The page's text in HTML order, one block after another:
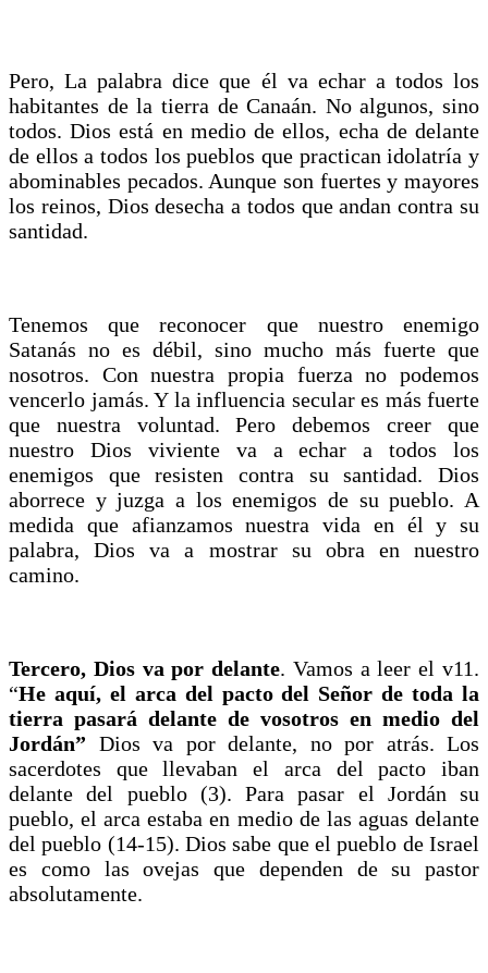
Pero, La palabra dice que él va echar a todos los
habitantes de la tierra de Canaán. No algunos, sino
todos. Dios está en medio de ellos, echa de delante
de ellos a todos los pueblos que practican idolatría y
abominables pecados. Aunque son fuertes y mayores
los reinos, Dios desecha a todos que andan contra su
santidad.
Tenemos que reconocer que nuestro enemigo
Satanás no es débil, sino mucho más fuerte que
nosotros. Con nuestra propia fuerza no podemos
vencerlo jamás. Y la influencia secular es más fuerte
que nuestra voluntad. Pero debemos creer que
nuestro Dios viviente va a echar a todos los
enemigos que resisten contra su santidad. Dios
aborrece y juzga a los enemigos de su pueblo. A
medida que afianzamos nuestra vida en él y su
palabra, Dios va a mostrar su obra en nuestro
camino.
Tercero, Dios va por delante. Vamos a leer el v11.
“He aquí, el arca del pacto del Señor de toda la
tierra pasará delante de vosotros en medio del
Jordán” Dios va por delante, no por atrás. Los
sacerdotes que llevaban el arca del pacto iban
delante del pueblo (3). Para pasar el Jordán su
pueblo, el arca estaba en medio de las aguas delante
del pueblo (14-15). Dios sabe que el pueblo de Israel
es como las ovejas que dependen de su pastor
absolutamente.